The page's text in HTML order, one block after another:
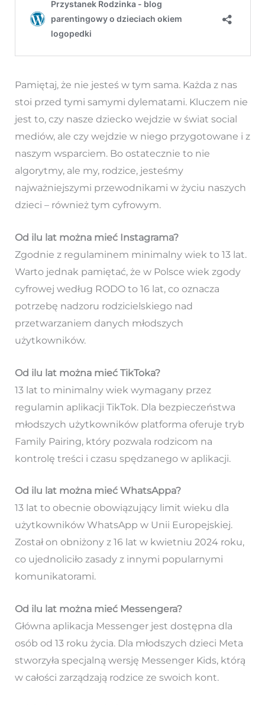
Pamiętaj, że nie jesteś w tym sama. Każda z nas
stoi przed tymi samymi dylematami. Kluczem nie
jest to, czy nasze dziecko wejdzie w świat social
mediów, ale czy wejdzie w niego przygotowane i z
naszym wsparciem. Bo ostatecznie to nie
algorytmy, ale my, rodzice, jesteśmy
najważniejszymi przewodnikami w życiu naszych
dzieci – również tym cyfrowym.
Od ilu lat można mieć Instagrama?
Zgodnie z regulaminem minimalny wiek to 13 lat.
Warto jednak pamiętać, że w Polsce wiek zgody
cyfrowej według RODO to 16 lat, co oznacza
potrzebę nadzoru rodzicielskiego nad
przetwarzaniem danych młodszych
użytkowników.
Od ilu lat można mieć TikToka?
13 lat to minimalny wiek wymagany przez
regulamin aplikacji TikTok. Dla bezpieczeństwa
młodszych użytkowników platforma oferuje tryb
Family Pairing, który pozwala rodzicom na
kontrolę treści i czasu spędzanego w aplikacji.
Od ilu lat można mieć WhatsAppa?
13 lat to obecnie obowiązujący limit wieku dla
użytkowników WhatsApp w Unii Europejskiej.
Został on obniżony z 16 lat w kwietniu 2024 roku,
co ujednoliciło zasady z innymi popularnymi
komunikatorami.
Od ilu lat można mieć Messengera?
Główna aplikacja Messenger jest dostępna dla
osób od 13 roku życia. Dla młodszych dzieci Meta
stworzyła specjalną wersję Messenger Kids, którą
w całości zarządzają rodzice ze swoich kont.